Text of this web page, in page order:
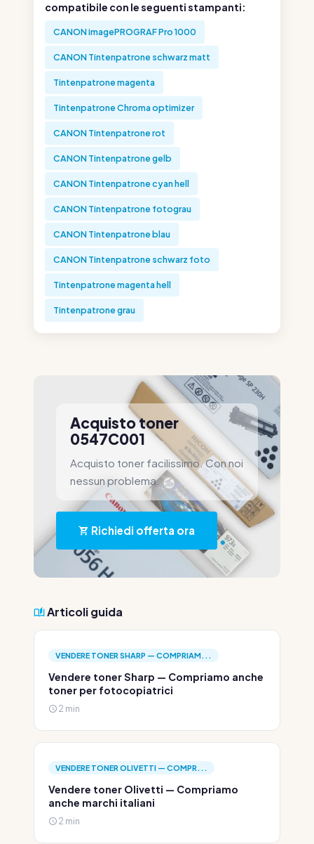
compatibile con le seguenti stampanti:
CANON imagePROGRAF Pro 1000
CANON Tintenpatrone schwarz matt
Tintenpatrone magenta
Tintenpatrone Chroma optimizer
CANON Tintenpatrone rot
CANON Tintenpatrone gelb
CANON Tintenpatrone cyan hell
CANON Tintenpatrone fotograu
CANON Tintenpatrone blau
CANON Tintenpatrone schwarz foto
Tintenpatrone magenta hell
Tintenpatrone grau
Acquisto toner
0547C001
Acquisto toner facilissimo. Con noi
nessun problema.
Richiedi offerta ora
Articoli guida
VENDERE TONER SHARP — COMPRIAM...
Vendere toner Sharp — Compriamo anche
toner per fotocopiatrici
2 min
VENDERE TONER OLIVETTI — COMPR...
Vendere toner Olivetti — Compriamo
anche marchi italiani
2 min